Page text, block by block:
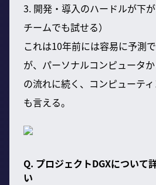
3. 開発・導入のハードルが下
チームでも試せる）
これは10年前には容易に予測
が、パーソナルコンピュータ
の流れに続く、コンピューテ
も言える。
Q. プロジェクトDGXについて
い